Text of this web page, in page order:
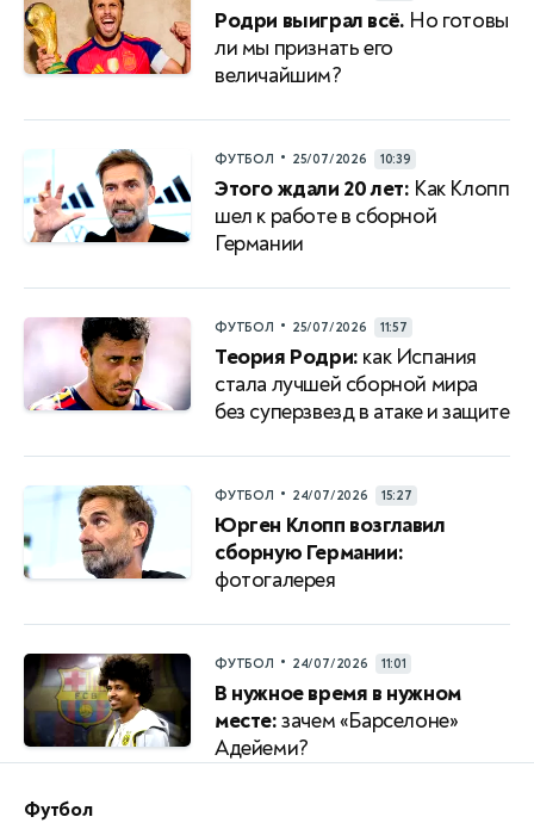
Родри выиграл всё. Но готовы
ли мы признать его
величайшим?
ФУТБОЛ • 25/07/2026 10:39
Этого ждали 20 лет: Как Клопп
шел к работе в сборной
Германии
ФУТБОЛ • 25/07/2026 11:57
Теория Родри: как Испания
стала лучшей сборной мира
без суперзвезд в атаке и защите
ФУТБОЛ • 24/07/2026 15:27
Юрген Клопп возглавил
сборную Германии:
фотогалерея
ФУТБОЛ • 24/07/2026 11:01
В нужное время в нужном
месте:зачем «Барселоне»
Адейеми?
Футбол